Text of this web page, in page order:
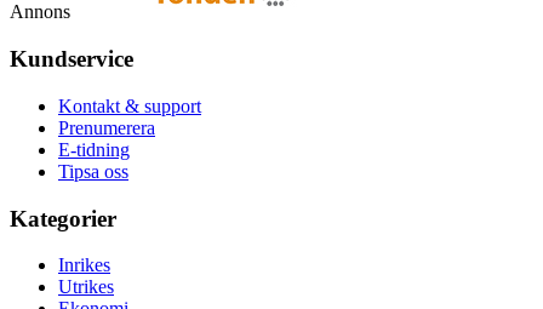
Annons
Kundservice
Kontakt & support
Prenumerera
E-tidning
Tipsa oss
Kategorier
Inrikes
Utrikes